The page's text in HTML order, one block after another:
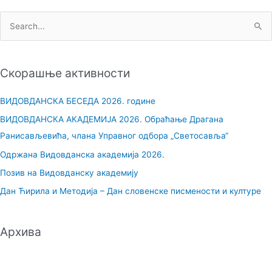
т
з
а
:
Скорашње активности
ВИДОВДАНСКА БЕСЕДА 2026. године
ВИДОВДАНСКА АКАДЕМИЈА 2026. Обраћање Драгана
Ранисављевића, члана Управног одбора „Светосавља“
Одржана Видовданска академија 2026.
Позив на Видовданску академију
Дан Ћирила и Методија – Дан словенске писмености и културе
Архива